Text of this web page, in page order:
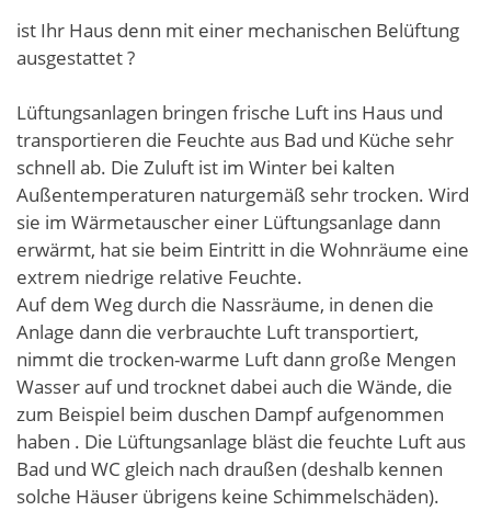
ist Ihr Haus denn mit einer mechanischen Belüftung
ausgestattet ?
Lüftungsanlagen bringen frische Luft ins Haus und
transportieren die Feuchte aus Bad und Küche sehr
schnell ab. Die Zuluft ist im Winter bei kalten
Außentemperaturen naturgemäß sehr trocken. Wird
sie im Wärmetauscher einer Lüftungsanlage dann
erwärmt, hat sie beim Eintritt in die Wohnräume eine
extrem niedrige relative Feuchte.
Auf dem Weg durch die Nassräume, in denen die
Anlage dann die verbrauchte Luft transportiert,
nimmt die trocken-warme Luft dann große Mengen
Wasser auf und trocknet dabei auch die Wände, die
zum Beispiel beim duschen Dampf aufgenommen
haben . Die Lüftungsanlage bläst die feuchte Luft aus
Bad und WC gleich nach draußen (deshalb kennen
solche Häuser übrigens keine Schimmelschäden).